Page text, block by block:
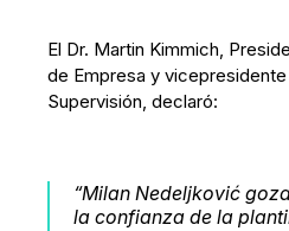
El Dr. Martin Kimmich,
de Empresa y
Supervisión, declaró:
“Milan Nedeljković
la confianza de la